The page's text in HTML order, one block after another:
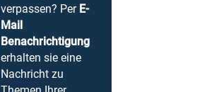
verpassen? Per E-
Mail
Benachrichtigung
erhalten sie eine
Nachricht zu